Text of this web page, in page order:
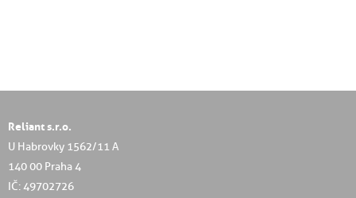
Reliant s.r.o.
U Habrovky 1562/11 A
140 00 Praha 4
IČ: 49702726